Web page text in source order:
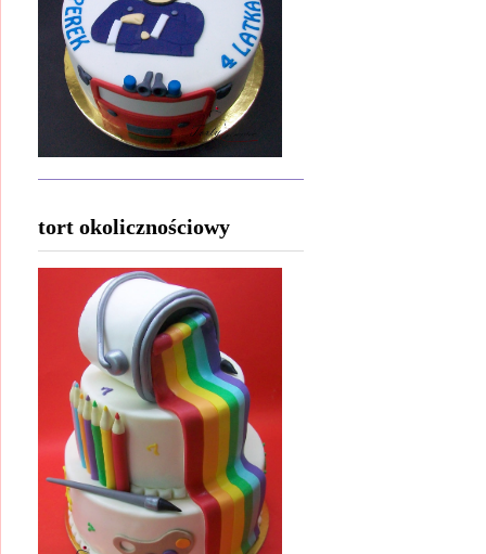
tort okolicznościowy